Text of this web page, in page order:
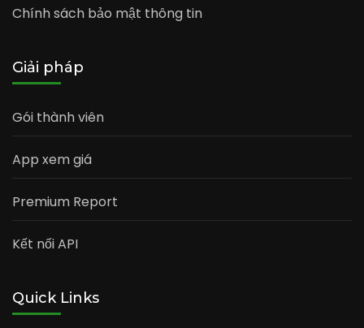
Chính sách bảo mật thông tin
Giải pháp
Gói thành viên
App xem giá
Premium Report
Kết nối API
Quick Links